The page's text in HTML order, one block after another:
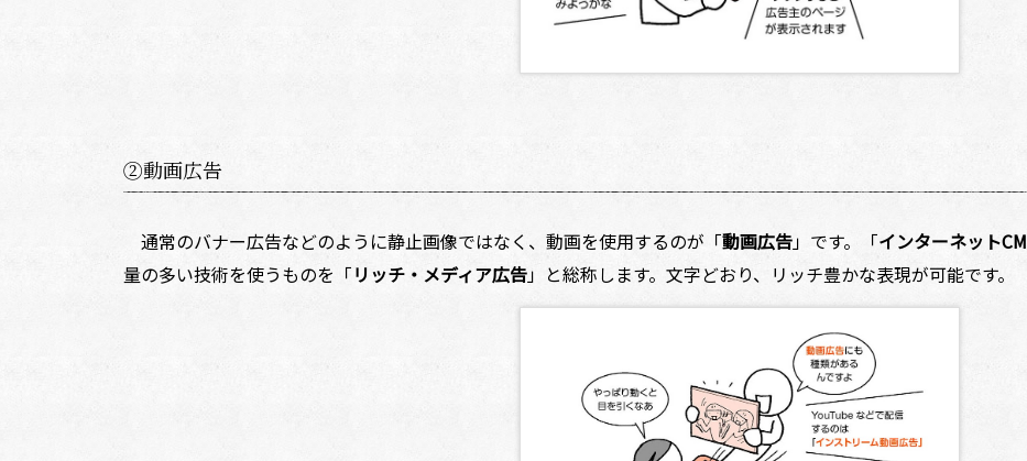
②動画広告
通常のバナー広告などのように静止画像ではなく、動画を使用するのが「動画広告」です。「インターネットCM
量の多い技術を使うものを「リッチ・メディア広告」と総称します。文字どおり、リッチ――豊かな表現が可能です。